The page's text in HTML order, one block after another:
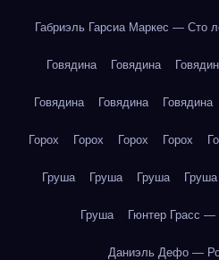
Габриэль Гарсиа Маркес — Сто
Говядина Говядина
Говядина Говядина Говядина
Горох Горох Горох Горох
Груша Груша Груша Груша
Груша Гюнтер Грасс —
Даниэль Дефо —